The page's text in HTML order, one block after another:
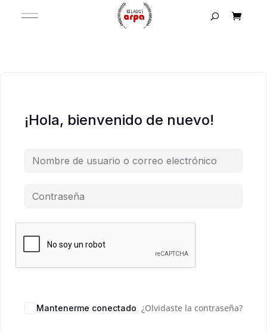
¡Hola, bienvenido de nuevo!
Mantenerme conectado ¿Olvidaste la contraseña?